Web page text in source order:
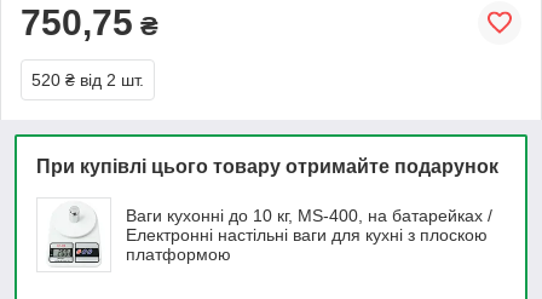
750,75 ₴
520 ₴ від 2 шт.
При купівлі цього товару отримайте подарунок
Ваги кухонні до 10 кг, MS-400, на батарейках /
Електронні настільні ваги для кухні з плоскою
платформою